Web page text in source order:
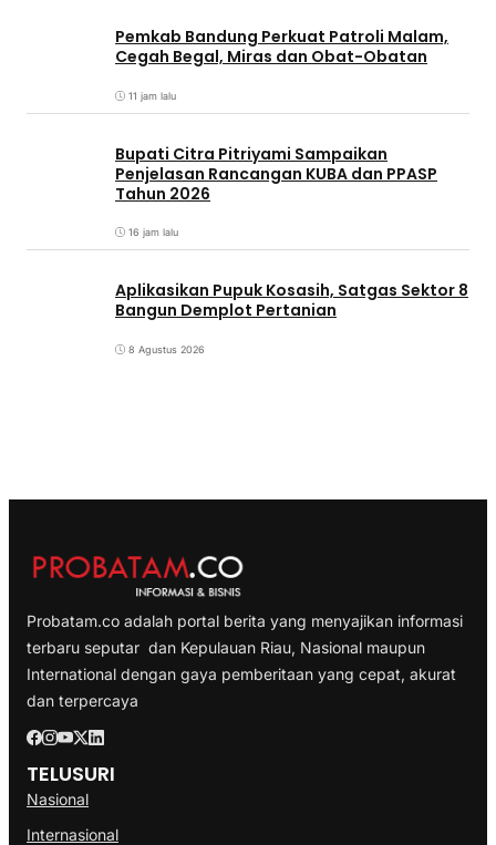
Pemkab Bandung Perkuat Patroli Malam,
Cegah Begal, Miras dan Obat-Obatan
11 jam lalu
Bupati Citra Pitriyami Sampaikan
Penjelasan Rancangan KUBA dan PPASP
Tahun 2026
16 jam lalu
Aplikasikan Pupuk Kosasih, Satgas Sektor 8
Bangun Demplot Pertanian
8 Agustus 2026
Probatam.co adalah portal berita yang menyajikan informasi
terbaru seputar dan Kepulauan Riau, Nasional maupun
International dengan gaya pemberitaan yang cepat, akurat
dan terpercaya
TELUSURI
Nasional
Internasional